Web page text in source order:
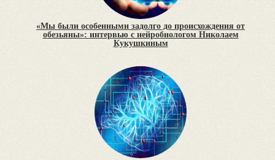
«Мы были особенными задолго до происхождения от
обезьяны»: интервью с нейробиологом Николаем
Кукушкиным